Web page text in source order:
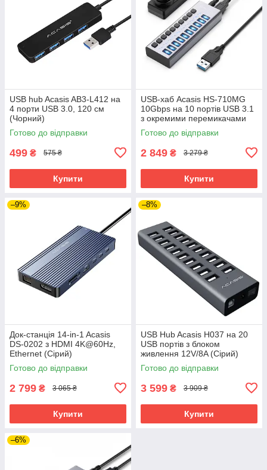
USB hub Acasis AB3-L412 на
4 порти USB 3.0, 120 см
(Чорний)
Готово до відправки
499 ₴ 575 ₴
Купити
USB-хаб Acasis HS-710MG
10Gbps на 10 портів USB 3.1
з окремими перемикачами
(Сірий)
Готово до відправки
2 849 ₴ 3 279 ₴
Купити
–9%
Док-станція 14-in-1 Acasis
DS-0202 з HDMI 4K@60Hz,
Ethernet (Сірий)
Готово до відправки
2 799 ₴ 3 065 ₴
Купити
–8%
USB Hub Acasis H037 на 20
USB портів з блоком
живлення 12V/8A (Сірий)
Готово до відправки
3 599 ₴ 3 909 ₴
Купити
–6%